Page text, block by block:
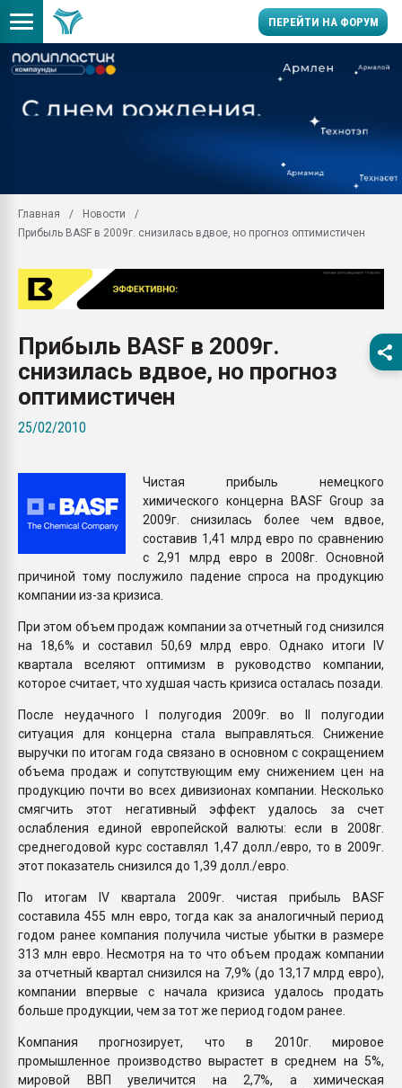
ПЕРЕЙТИ НА ФОРУМ
Вакуум-формовочные
ближайшее
28.07.2026
бутылок
Материал
вакуумного
Главная
Новости
Прибыль BASF в 2009г. снизилась вдвое, но прогноз оптимистичен
Прибыль BASF в 2009г.
снизилась вдвое, но прогноз
оптимистичен
25/02/2010
Чистая прибыль немецкого
химического концерна BASF Group за
2009г. снизилась более чем вдвое,
составив 1,41 млрд евро по сравнению
с 2,91 млрд евро в 2008г. Основной
причиной тому послужило падение спроса на продукцию
компании из-за кризиса.
При этом объем продаж компании за отчетный год снизился
на 18,6% и составил 50,69 млрд евро. Однако итоги IV
квартала вселяют оптимизм в руководство компании,
которое считает, что худшая часть кризиса осталась позади.
После неудачного I полугодия 2009г. во II полугодии
ситуация для концерна стала выправляться. Снижение
выручки по итогам года связано в основном с сокращением
объема продаж и сопутствующим ему снижением цен на
продукцию почти во всех дивизионах компании. Несколько
смягчить этот негативный эффект удалось за счет
ослабления единой европейской валюты: если в 2008г.
среднегодовой курс составлял 1,47 долл./евро, то в 2009г.
этот показатель снизился до 1,39 долл./евро.
По итогам IV квартала 2009г. чистая прибыль BASF
составила 455 млн евро, тогда как за аналогичный период
годом ранее компания получила чистые убытки в размере
313 млн евро. Несмотря на то что объем продаж компании
за отчетный квартал снизился на 7,9% (до 13,17 млрд евро),
компании впервые с начала кризиса удалось продать
больше продукции, чем за тот же период годом ранее.
Компания прогнозирует, что в 2010г. мировое
промышленное производство вырастет в среднем на 5%,
мировой ВВП увеличится на 2,7%, а химическая